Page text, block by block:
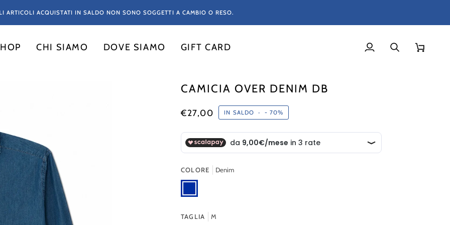
ARTICOLI ACQUISTATI IN SALDO NON SONO SOGGETTI A CAMBIO O RESO.
CHI SIAMO DOVE SIAMO GIFT CARD
Il
Cerca Carrello
CAMICIA OVER DENIM DB
€27,00 IN SALDO • - 70%
COLORE Denim
Denim
TAGLIA M